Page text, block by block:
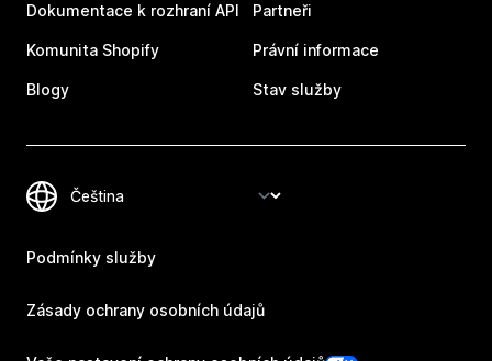
Dokumentace k rozhraní API
Komunita Shopify
Blogy
Partneři
Právní informace
Stav služby
Podmínky služby
Zásady ochrany osobních údajů